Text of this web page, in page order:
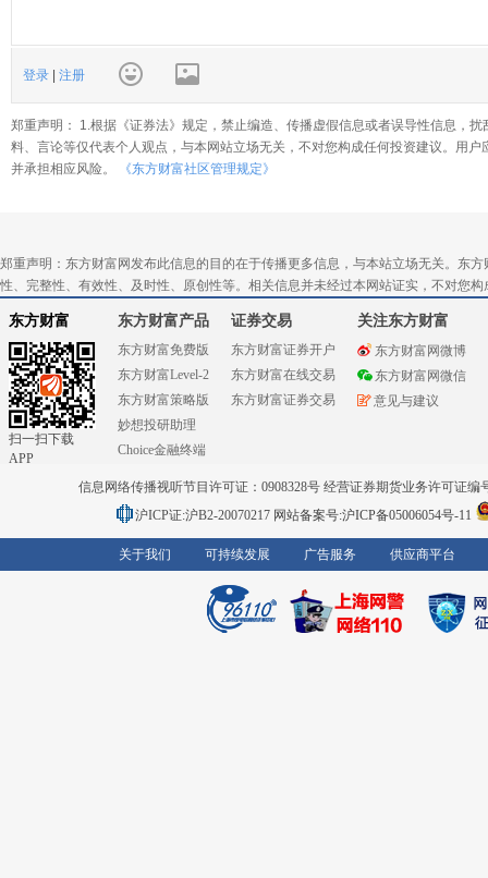
登录 注册
郑重声明： 1.根据《证券法》规定，禁止编造、传播虚假信息或者误导性信息，
料、言论等仅代表个人观点，与本网站立场无关，不对您构成任何投资建议。用
并承担相应风险。
《东方财富社区管理规定》
郑重声明：东方财富网发布此信息的目的在于传播更多信息，与本站立场无关。东
性、完整性、有效性、及时性、原创性等。相关信息并未经过本网站证实，不对您
东方财富
扫一扫下载
APP
东方财富产品
东方财富免费版
东方财富Level-2
东方财富策略版
妙想投研助理
Choice金融终端
证券交易
东方财富证券开户
东方财富在线交易
东方财富证券交易
关注东方财富
东方财富网微博
东方财富网微信
意见与建议
信息网络传播视听节目许可证：0908328号 经营证券期货业务许可证编
沪ICP证:沪B2-20070217 网站备案号:沪ICP备05006054号-11
关于我们 可持续发展 广告服务 供应商平台